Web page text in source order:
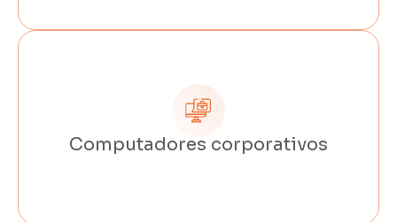
Computadores corporativos